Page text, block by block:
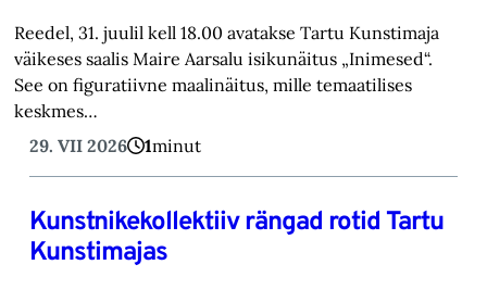
Reedel, 31. juulil kell 18.00 avatakse Tartu Kunstimaja
väikeses saalis Maire Aarsalu isikunäitus „Inimesed“.
See on figuratiivne maalinäitus, mille temaatilises
keskmes…
29. VII 2026
1minut
Kunstnikekollektiiv rängad rotid Tartu
Kunstimajas